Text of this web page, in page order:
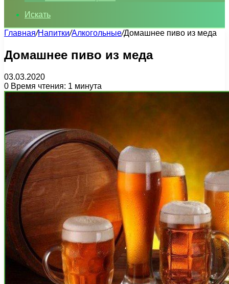
Искать
Главная/Напитки/Алкогольные/Домашнее пиво из меда
Домашнее пиво из меда
03.03.2020
0 Время чтения: 1 минута